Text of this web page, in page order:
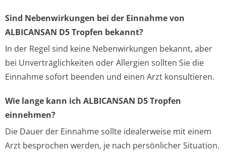
Sind Nebenwirkungen bei der Einnahme von
ALBICANSAN D5 Tropfen bekannt?
In der Regel sind keine Nebenwirkungen bekannt, aber
bei Unverträglichkeiten oder Allergien sollten Sie die
Einnahme sofort beenden und einen Arzt konsultieren.
Wie lange kann ich ALBICANSAN D5 Tropfen
einnehmen?
Die Dauer der Einnahme sollte idealerweise mit einem
Arzt besprochen werden, je nach persönlicher Situation.